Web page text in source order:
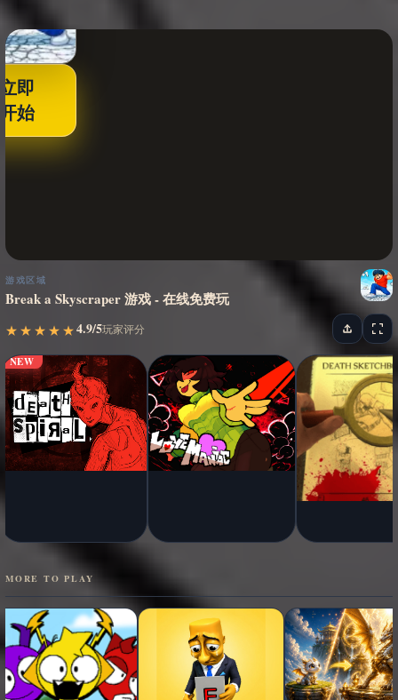
立即
开始
游戏区域
Break a Skyscraper 游戏 - 在线免费玩
★
★ ★
★ ★
★ ★
★ ★
★4.9/5玩家评分
NEW
MORE TO PLAY